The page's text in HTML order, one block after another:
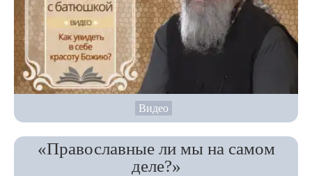
Видео
«Православные ли мы на самом
деле?»